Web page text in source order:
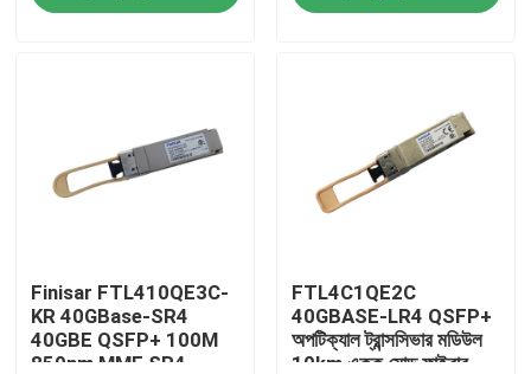
400G/800G অপটিক্যাল মডিউল
100G QSFP28 মডিউল
Finisar FTL410QE3C-
KR 40GBase-SR4
40GBE QSFP+ 100M
850nm MMF SR4
FTL4C1QE2C
40GBASE-LR4 QSFP+
অপটিক্যাল ট্রান্সসিভার মডিউল
10km একক মোড ফাইবার